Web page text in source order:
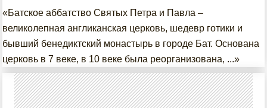
«Батское аббатство Святых Петра и Павла –
великолепная англиканская церковь, шедевр готики и
бывший бенедиктский монастырь в городе Бат. Основана
церковь в 7 веке, в 10 веке была реорганизована, ...»